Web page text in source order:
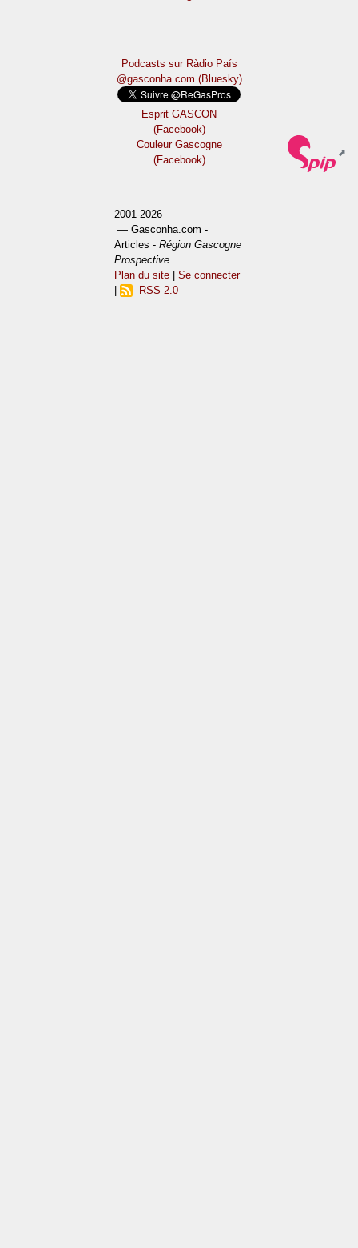
Podcasts sur Ràdio País
@gasconha.com (Bluesky)
Esprit GASCON
(Facebook)
Couleur Gascogne
(Facebook)
2001-2026
— Gasconha.com -
Articles -Région Gascogne
Prospective
Plan du site |Se connecter
RSS 2.0